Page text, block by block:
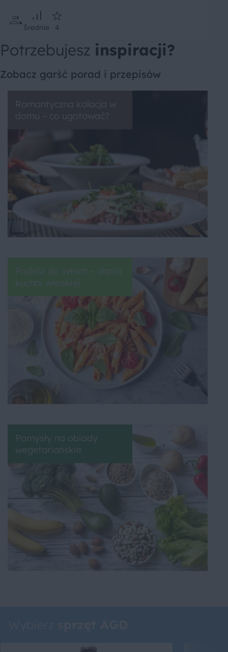
Średnie 4
Potrzebujesz inspiracji?
Zobacz garść porad i przepisów
Romantyczna kolacja w
domu – co ugotować?
Podróż do Włoch – dania
kuchni włoskiej
Pomysły na obiady
wegetariańskie